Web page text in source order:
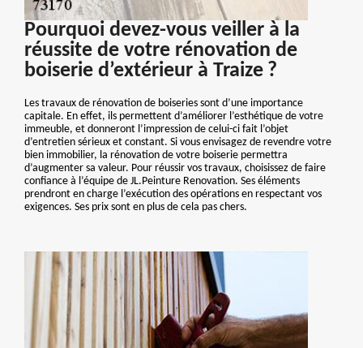
Pourquoi devez-vous veiller à la
réussite de votre rénovation de
boiserie d’extérieur à Traize ?
Les travaux de rénovation de boiseries sont d’une importance
capitale. En effet, ils permettent d’améliorer l’esthétique de votre
immeuble, et donneront l’impression de celui-ci fait l’objet
d’entretien sérieux et constant. Si vous envisagez de revendre votre
bien immobilier, la rénovation de votre boiserie permettra
d’augmenter sa valeur. Pour réussir vos travaux, choisissez de faire
confiance à l’équipe de JL.Peinture Renovation. Ses éléments
prendront en charge l’exécution des opérations en respectant vos
exigences. Ses prix sont en plus de cela pas chers.